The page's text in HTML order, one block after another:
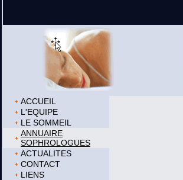
ACCUEIL
L'EQUIPE
LE SOMMEIL
ANNUAIRE
SOPHROLOGUES
ACTUALITES
CONTACT
LIENS